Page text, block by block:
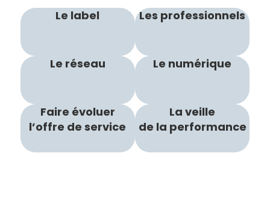
Le label Les professionnels
Le réseau Le numérique
Faire évoluer
l’offre de service
La veille
de la performance